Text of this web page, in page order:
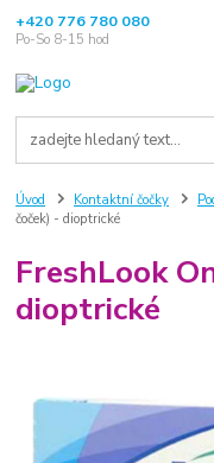
+420 776 780 080
Po-So 8-15 hod
Úvod Kontaktní čočky
čoček) - dioptrické
FreshLook
dioptrické